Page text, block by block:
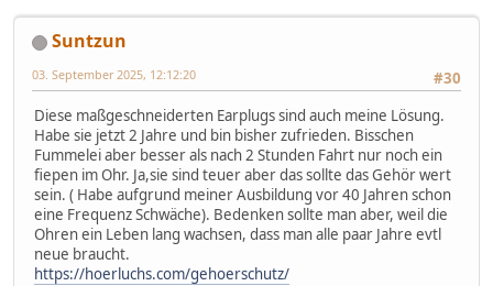
Suntzun
#30
03. September 2025, 12:12:20
Diese maßgeschneiderten Earplugs sind auch meine Lösung.
Habe sie jetzt 2 Jahre und bin bisher zufrieden. Bisschen
Fummelei aber besser als nach 2 Stunden Fahrt nur noch ein
fiepen im Ohr. Ja,sie sind teuer aber das sollte das Gehör wert
sein. ( Habe aufgrund meiner Ausbildung vor 40 Jahren schon
eine Frequenz Schwäche). Bedenken sollte man aber, weil die
Ohren ein Leben lang wachsen, dass man alle paar Jahre evtl
neue braucht.
https://hoerluchs.com/gehoerschutz/